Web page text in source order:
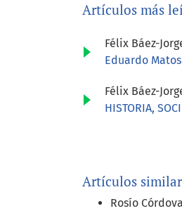
Artículos más
Félix Báez-
Eduardo
Félix Báez-
HISTORIA,
Artículos
Rosío